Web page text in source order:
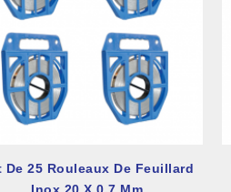
De 25 Rouleaux De Feuillard